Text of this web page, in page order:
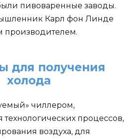
пивоваренные заводы.
Карл фон Линде
производителем.
для получения
холода
чиллером,
технологических процессов,
воздуха, для